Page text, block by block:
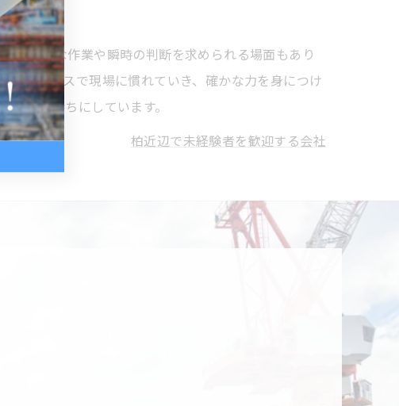
は細かな作業や瞬時の判断を求められる場面もあり
分のペースで現場に慣れていき、確かな力を身につけ
を心待ちにしています。
柏近辺で未経験者を歓迎する会社